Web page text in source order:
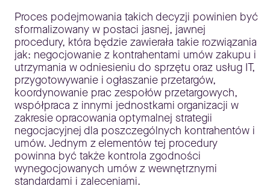
Proces podejmowania takich decyzji powinien być
sformalizowany w postaci jasnej, jawnej
procedury, która będzie zawierała takie rozwiązania
jak: negocjowanie z kontrahentami umów zakupu i
utrzymania w odniesieniu do sprzętu oraz usług IT,
przygotowywanie i ogłaszanie przetargów,
koordynowanie prac zespołów przetargowych,
współpraca z innymi jednostkami organizacji w
zakresie opracowania optymalnej strategii
negocjacyjnej dla poszczególnych kontrahentów i
umów. Jednym z elementów tej procedury
powinna być także kontrola zgodności
wynegocjowanych umów z wewnętrznymi
standardami i zaleceniami.